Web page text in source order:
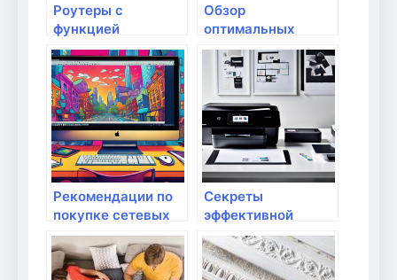
Роутеры с
функцией
родительского
контроля: как
работает и как
настроить?
Обзор
оптимальных
решений для
работы с медиа-
продуктами
Рекомендации по
покупке сетевых
хранилищ (NAS)
Секреты
эффективной
печати: обзор мфу
kyocera ecosys
ma4500x